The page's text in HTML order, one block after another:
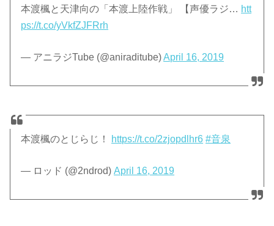
本渡楓と天津向の「本渡上陸作戦」 【声優ラジ… htt
ps://t.co/yVkfZJFRrh
— アニラジTube (@aniraditube)April 16, 2019
本渡楓のとじらじ！ https://t.co/2zjopdlhr6 #音泉
— ロッド (@2ndrod)April 16, 2019